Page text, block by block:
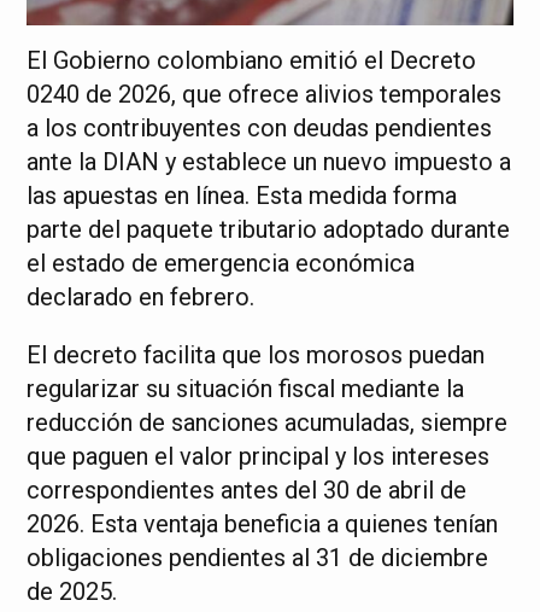
El Gobierno colombiano emitió el Decreto
0240 de 2026, que ofrece alivios temporales
a los contribuyentes con deudas pendientes
ante la DIAN y establece un nuevo impuesto a
las apuestas en línea. Esta medida forma
parte del paquete tributario adoptado durante
el estado de emergencia económica
declarado en febrero.
El decreto facilita que los morosos puedan
regularizar su situación fiscal mediante la
reducción de sanciones acumuladas, siempre
que paguen el valor principal y los intereses
correspondientes antes del 30 de abril de
2026. Esta ventaja beneficia a quienes tenían
obligaciones pendientes al 31 de diciembre
de 2025.